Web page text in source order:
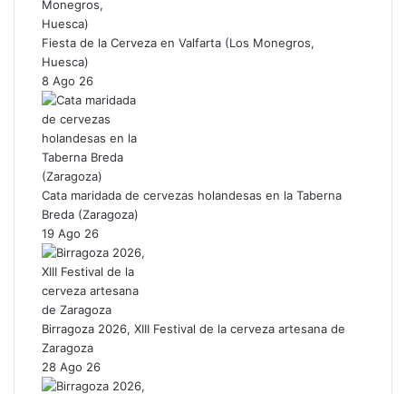
Fiesta de la Cerveza en Valfarta (Los Monegros,
Huesca)
8 Ago 26
Cata maridada de cervezas holandesas en la Taberna
Breda (Zaragoza)
19 Ago 26
Birragoza 2026, XIII Festival de la cerveza artesana de
Zaragoza
28 Ago 26